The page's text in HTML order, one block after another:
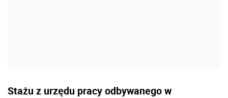
Stażu z urzędu pracy odbywanego w